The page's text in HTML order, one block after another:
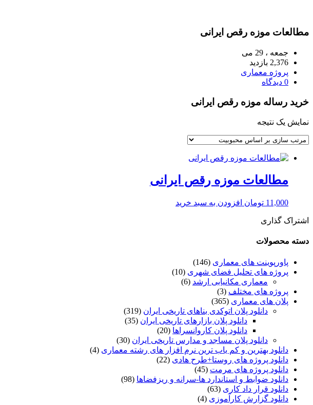
مطالعات موزه رقص ایرانی
جمعه ، 29 می
2,376 بازدید
پروژه معماری
0 دیدگاه
خرید رساله موزه رقص ایرانی
نمایش یک نتیجه
مطالعات موزه رقص ایرانی
11,000 تومان افزودن به سبد خرید
اشتراک گذاری
دسته محصولات
پاورپوینت های معماری (146)
پروژه های تحلیل فضای شهری (10)
معماری مکانیابی ارشد (6)
پروژه های مختلف (3)
پلان های معماری (365)
دانلود پلان اتوکدی بناهای تاریخی ایران (319)
دانلود پلان بازارهای تاریخی ایران (35)
دانلود پلان کاروانسراها (20)
دانلود پلان مساجد و مدارس تاریخی ایران (30)
دانلود بهترین و کم یاب ترین نرم افزار های رشته معماری (4)
دانلود پروژه های روستا+طرح هادی (22)
دانلود پروژه های مرمت (45)
دانلود ضوابط و استاندارد ها-سرانه و ریزفضاها (98)
دانلود قرار داد کاری (63)
دانلود گزارش کارآموزی (4)